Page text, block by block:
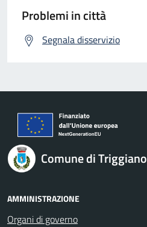
Problemi in città
Segnala disservizio
Comune di Triggiano
AMMINISTRAZIONE
Organi di governo